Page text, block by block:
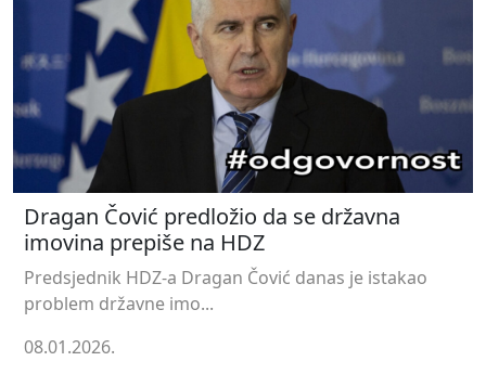
Dragan Čović predložio da se državna
imovina prepiše na HDZ
Predsjednik HDZ-a Dragan Čović danas je istakao
problem državne imo...
08.01.2026.